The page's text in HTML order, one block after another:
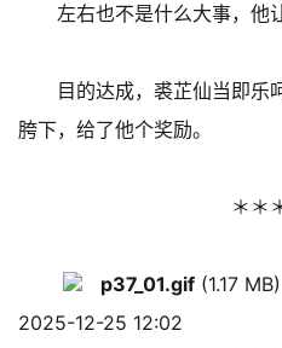
左右也不是什么大事，他让
目的达成，裘芷仙当即乐
胯下，给了他个奖励。
＊＊＊ ＊
p37_01.gif (1.17 MB)
2025-12-25 12:02